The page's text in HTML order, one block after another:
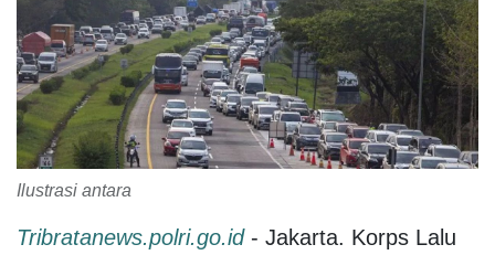
Ilustrasi antara
Tribratanews.polri.go.id - Jakarta. Korps Lalu